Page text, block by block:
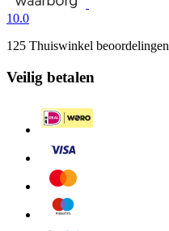
10.0
125 Thuiswinkel beoordelingen
Veilig betalen